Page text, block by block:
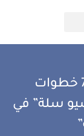
صاروخ مبيعات في 3 ثوانٍ: 7 خطوات
سلة” في